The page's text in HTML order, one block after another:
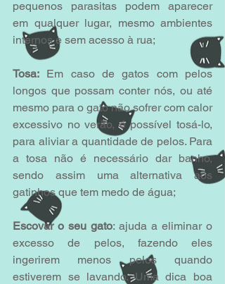
pequenos parasitas podem aparecer
em qualquer lugar, mesmo ambientes
internos e sem acesso à rua;
Tosa: Em caso de gatos com pelos
longos que possam conter nós, ou até
mesmo para o gato não sofrer com calor
excessivo no verão, é possível tosá-lo,
para aliviar a quantidade de pelos. Para
a tosa não é necessário dar banho,
sendo assim uma alternativa aos
gatinhos que tem medo de água;
Escovar o seu gato: ajuda a eliminar o
excesso de pelos, fazendo eles
ingerirem menos pelos quando
estiverem se lavando. Uma dica boa